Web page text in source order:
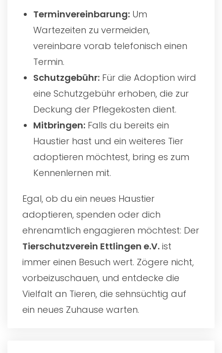
Terminvereinbarung: Um
Wartezeiten zu vermeiden,
vereinbare vorab telefonisch einen
Termin.
Schutzgebühr: Für die Adoption wird
eine Schutzgebühr erhoben, die zur
Deckung der Pflegekosten dient.
Mitbringen: Falls du bereits ein
Haustier hast und ein weiteres Tier
adoptieren möchtest, bring es zum
Kennenlernen mit.
Egal, ob du ein neues Haustier
adoptieren, spenden oder dich
ehrenamtlich engagieren möchtest: Der
Tierschutzverein Ettlingen e.V. ist
immer einen Besuch wert. Zögere nicht,
vorbeizuschauen, und entdecke die
Vielfalt an Tieren, die sehnsüchtig auf
ein neues Zuhause warten.